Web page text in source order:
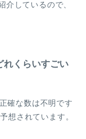
介しているので、
れくらいすごい
確な数は不明です
想されています。